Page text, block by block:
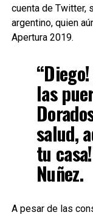
cuenta de Twitter,
argentino, quien
Apertura 2019.
las
salud,
tu
Nuñez.
A pesar de las